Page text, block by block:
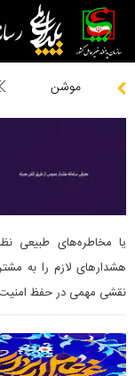
موشن
یا مخاطره‌های طبیعی
هشدار‌های لازم را به
نقشی مهمی در حفظ امنیت